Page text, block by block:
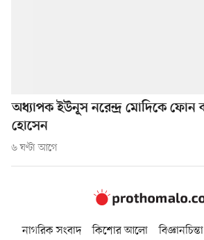
অধ্যাপক ইউনূস নরেন্দ্র মোদিকে ফোন
হোসেন
৬ ঘণ্টা আগে
নাগরিক সংবাদ কিশোর আলো বিজ্ঞানচিন্তা